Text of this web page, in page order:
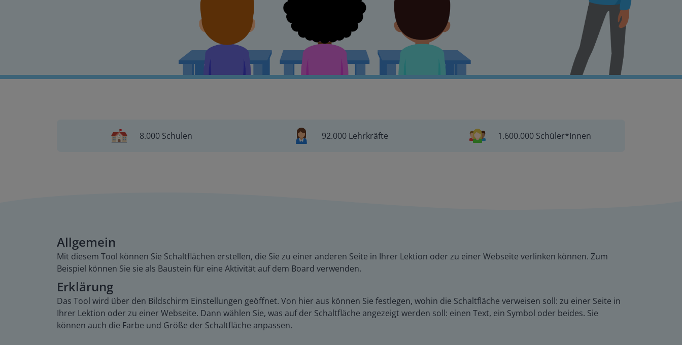
8.000 Schulen 92.000 Lehrkräfte 1.600.000 Schüler*Innen
Allgemein
Mit diesem Tool können Sie Schaltflächen erstellen, die Sie zu einer anderen Seite in Ihrer Lektion oder zu einer Webseite verlinken können. Zum
Beispiel können Sie sie als Baustein für eine Aktivität auf dem Board verwenden.
Erklärung
Das Tool wird über den Bildschirm Einstellungen geöffnet. Von hier aus können Sie festlegen, wohin die Schaltfläche verweisen soll: zu einer Seite in
Ihrer Lektion oder zu einer Webseite. Dann wählen Sie, was auf der Schaltfläche angezeigt werden soll: einen Text, ein Symbol oder beides. Sie
können auch die Farbe und Größe der Schaltfläche anpassen.